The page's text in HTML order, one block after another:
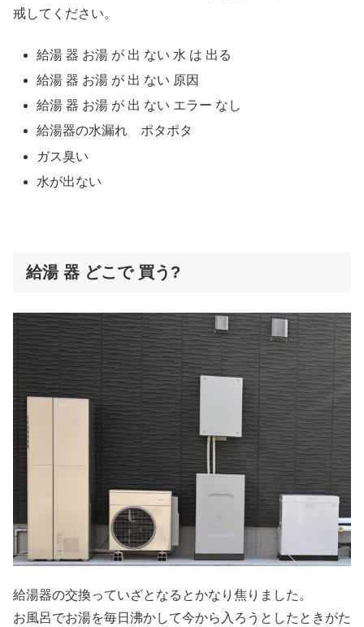
戒してください。
給湯 器 お湯 が 出 ない 水 は 出る
給湯 器 お湯 が 出 ない 原因
給湯 器 お湯 が 出 ない エラー なし
給湯器の水漏れ ポタポタ
ガス臭い
水が出ない
給湯 器 どこで 買う?
給湯器の交換っていざとなるとかなり焦りました。
お風呂でお湯を毎日沸かして今から入ろうとしたときがた